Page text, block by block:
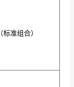
标准组合）